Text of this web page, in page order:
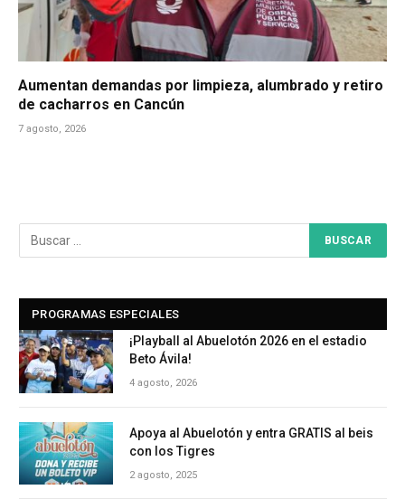
Aumentan demandas por limpieza, alumbrado y retiro
de cacharros en Cancún
7 agosto, 2026
PROGRAMAS ESPECIALES
¡Playball al Abuelotón 2026 en el estadio
Beto Ávila!
4 agosto, 2026
Apoya al Abuelotón y entra GRATIS al beis
con los Tigres
2 agosto, 2025